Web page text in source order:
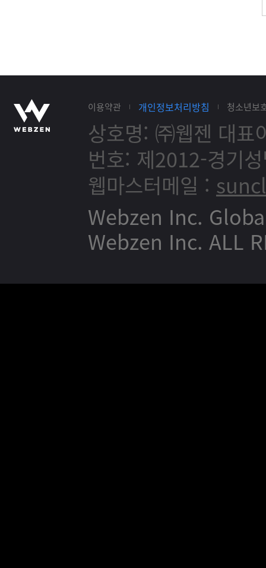
이용약관 개인정보처리방침 청소년보
상호명: ㈜웹젠 대표
번호: 제2012-경기
웹마스터메일 :
Webzen Inc.
Webzen Inc. ALL